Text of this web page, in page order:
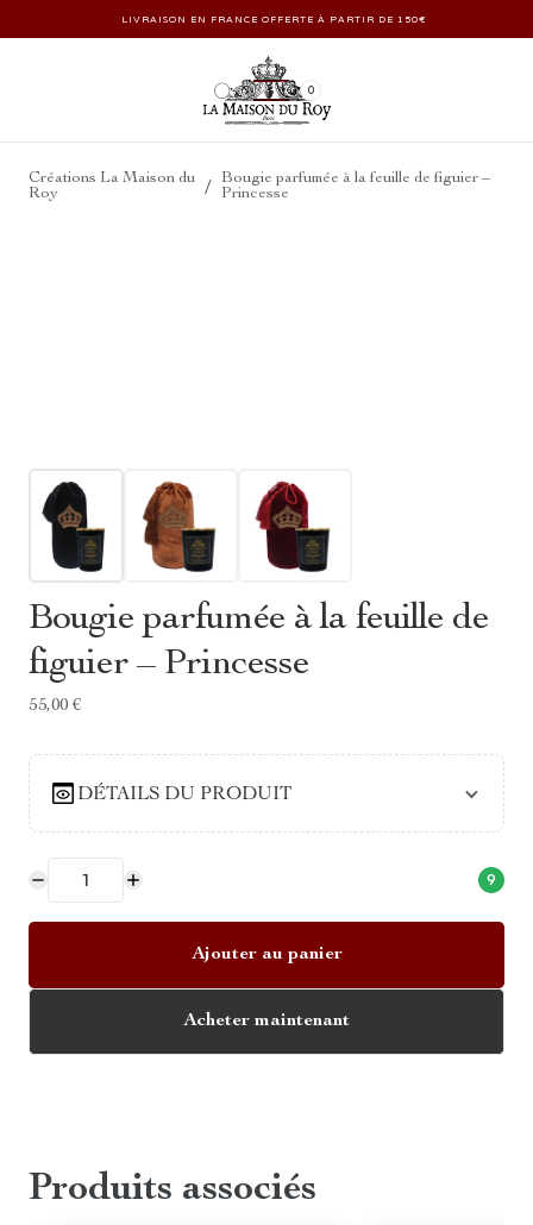
LIVRAISON EN FRANCE OFFERTE À PARTIR DE 150€
0
Créations La Maison du
Roy
/
Bougie parfumée à la feuille de figuier –
Princesse
Bougie parfumée à la feuille de
figuier – Princesse
55,00 €
DÉTAILS DU PRODUIT
9
Ajouter au panier
Acheter maintenant
Produits associés